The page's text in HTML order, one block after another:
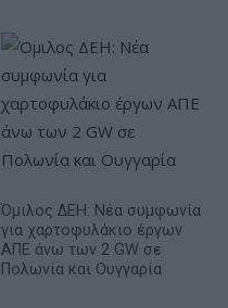
Όμιλος ΔΕΗ: Νέα συμφωνία
για χαρτοφυλάκιο έργων
ΑΠΕ άνω των 2 GW σε
Πολωνία και Ουγγαρία